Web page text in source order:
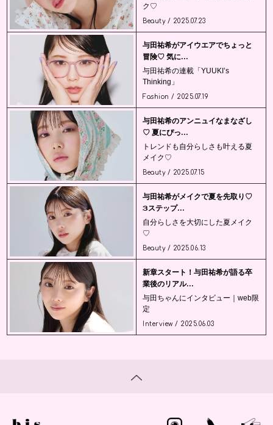
ク♡
Beauty / 2025.07.23
与田祐希がアイウエアでちょっと
冒険♡ 気に...
与田祐希の連載「YUUKI’s
Thinking」
Fashion / 2025.07.19
与田祐希のアンニュイなまなざし
♡ 夏にぴっ...
トレンドも自分らしさも叶える夏
メイク♡
Beauty / 2025.07.15
与田祐希がメイクで夏を先取り♡
3ステップ...
自分らしさを大切にした夏メイク
♡
Beauty / 2025.06.13
新章スタート！与田祐希が語る卒
業後のリアル...
与田ちゃんにインタビュー｜web限
定
Interview / 2025.06.03